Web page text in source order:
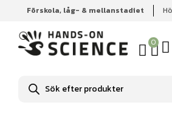
Förskola, låg- & mellanstadiet
0
Produktsökning
Hem Högstadiet & gymnasiet
100ml